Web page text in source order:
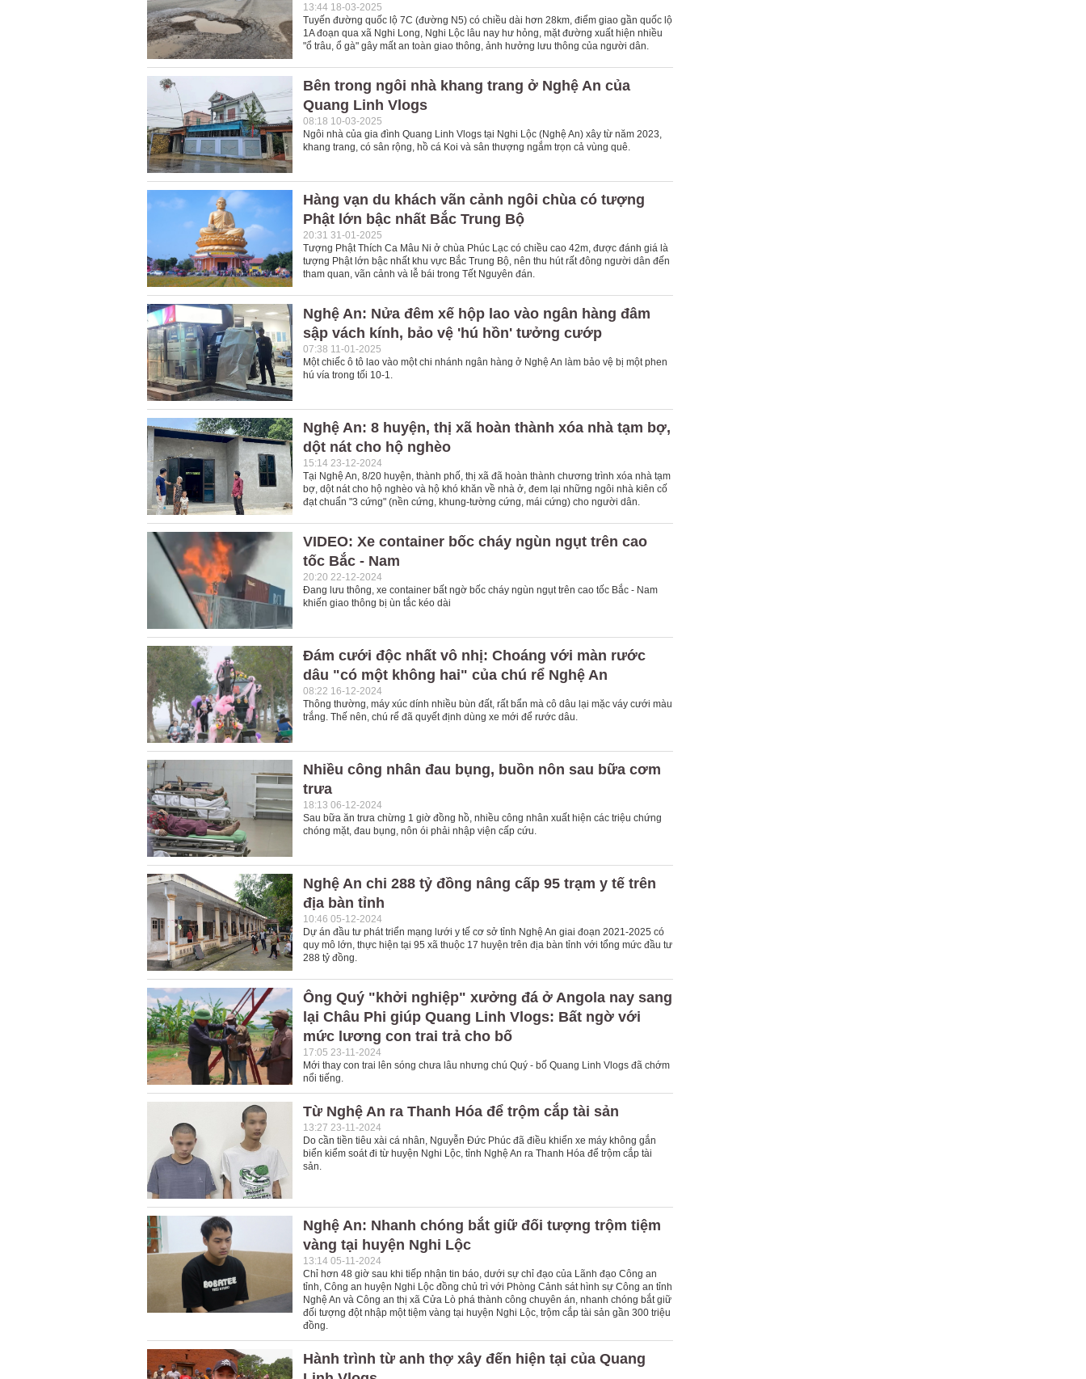
13:44 18-03-2025
Tuyến đường quốc lộ 7C (đường N5) có chiều dài hơn 28km, điểm giao gần quốc lộ
1A đoạn qua xã Nghi Long, Nghi Lộc lâu nay hư hỏng, mặt đường xuất hiện nhiều
"ổ trâu, ổ gà" gây mất an toàn giao thông, ảnh hưởng lưu thông của người dân.
Bên trong ngôi nhà khang trang ở Nghệ An của
Quang Linh Vlogs
08:18 10-03-2025
Ngôi nhà của gia đình Quang Linh Vlogs tại Nghi Lộc (Nghệ An) xây từ năm 2023,
khang trang, có sân rộng, hồ cá Koi và sân thượng ngắm trọn cả vùng quê.
Hàng vạn du khách vãn cảnh ngôi chùa có tượng
Phật lớn bậc nhất Bắc Trung Bộ
20:31 31-01-2025
Tượng Phật Thích Ca Mâu Ni ở chùa Phúc Lạc có chiều cao 42m, được đánh giá là
tượng Phật lớn bậc nhất khu vực Bắc Trung Bộ, nên thu hút rất đông người dân đến
tham quan, vãn cảnh và lễ bái trong Tết Nguyên đán.
Nghệ An: Nửa đêm xế hộp lao vào ngân hàng đâm
sập vách kính, bảo vệ 'hú hồn' tưởng cướp
07:38 11-01-2025
Một chiếc ô tô lao vào một chi nhánh ngân hàng ở Nghệ An làm bảo vệ bị một phen
hú vía trong tối 10-1.
Nghệ An: 8 huyện, thị xã hoàn thành xóa nhà tạm bợ,
dột nát cho hộ nghèo
15:14 23-12-2024
Tại Nghệ An, 8/20 huyện, thành phố, thị xã đã hoàn thành chương trình xóa nhà tạm
bợ, dột nát cho hộ nghèo và hộ khó khăn về nhà ở, đem lại những ngôi nhà kiên cố
đạt chuẩn "3 cứng" (nền cứng, khung-tường cứng, mái cứng) cho người dân.
VIDEO: Xe container bốc cháy ngùn ngụt trên cao
tốc Bắc - Nam
20:20 22-12-2024
Đang lưu thông, xe container bất ngờ bốc cháy ngùn ngụt trên cao tốc Bắc - Nam
khiến giao thông bị ùn tắc kéo dài
Đám cưới độc nhất vô nhị: Choáng với màn rước
dâu "có một không hai" của chú rể Nghệ An
08:22 16-12-2024
Thông thường, máy xúc dính nhiều bùn đất, rất bẩn mà cô dâu lại mặc váy cưới màu
trắng. Thế nên, chú rể đã quyết định dùng xe mới để rước dâu.
Nhiều công nhân đau bụng, buồn nôn sau bữa cơm
trưa
18:13 06-12-2024
Sau bữa ăn trưa chừng 1 giờ đồng hồ, nhiều công nhân xuất hiện các triệu chứng
chóng mặt, đau bụng, nôn ói phải nhập viện cấp cứu.
Nghệ An chi 288 tỷ đồng nâng cấp 95 trạm y tế trên
địa bàn tỉnh
10:46 05-12-2024
Dự án đầu tư phát triển mạng lưới y tế cơ sở tỉnh Nghệ An giai đoạn 2021-2025 có
quy mô lớn, thực hiện tại 95 xã thuộc 17 huyện trên địa bàn tỉnh với tổng mức đầu tư
288 tỷ đồng.
Ông Quý "khởi nghiệp" xưởng đá ở Angola nay sang
lại Châu Phi giúp Quang Linh Vlogs: Bất ngờ với
mức lương con trai trả cho bố
17:05 23-11-2024
Mới thay con trai lên sóng chưa lâu nhưng chú Quý - bố Quang Linh Vlogs đã chớm
nổi tiếng.
Từ Nghệ An ra Thanh Hóa để trộm cắp tài sản
13:27 23-11-2024
Do cần tiền tiêu xài cá nhân, Nguyễn Đức Phúc đã điều khiển xe máy không gắn
biển kiểm soát đi từ huyện Nghi Lộc, tỉnh Nghệ An ra Thanh Hóa để trộm cắp tài
sản.
Nghệ An: Nhanh chóng bắt giữ đối tượng trộm tiệm
vàng tại huyện Nghi Lộc
13:14 05-11-2024
Chỉ hơn 48 giờ sau khi tiếp nhận tin báo, dưới sự chỉ đạo của Lãnh đạo Công an
tỉnh, Công an huyện Nghi Lộc đồng chủ trì với Phòng Cảnh sát hình sự Công an tỉnh
Nghệ An và Công an thị xã Cửa Lò phá thành công chuyên án, nhanh chóng bắt giữ
đối tượng đột nhập một tiệm vàng tại huyện Nghi Lộc, trộm cắp tài sản gần 300 triệu
đồng.
Hành trình từ anh thợ xây đến hiện tại của Quang